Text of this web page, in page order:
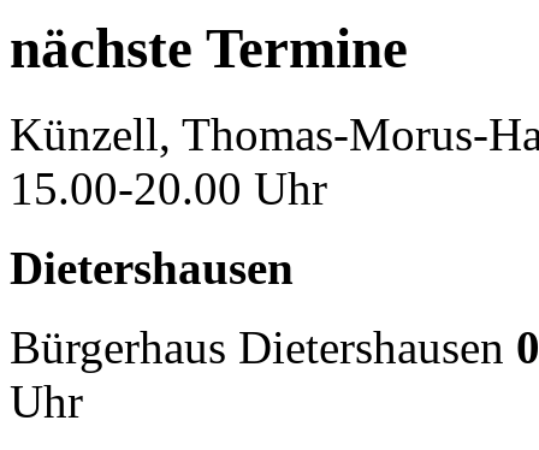
nächste Termine
Künzell, Thomas-Morus-
15.00-20.00 Uhr
Dietershausen
Bürgerhaus Dietershausen
Uhr